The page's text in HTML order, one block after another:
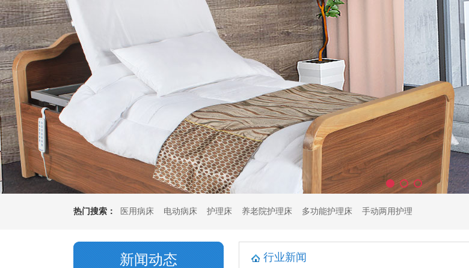
热门搜索： 医用病床 电动病床 护理床 养老院护理床 多功能护理床 手动两用护理床
垫 多功能坐垫
新闻动态 行业新闻